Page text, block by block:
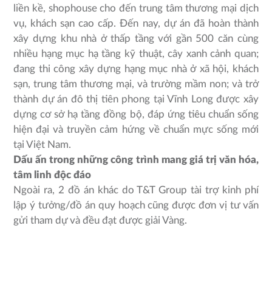
liền kề, shophouse cho đến trung tâm thương mại dịch
vụ, khách sạn cao cấp. Đến nay, dự án đã hoàn thành
xây dựng khu nhà ở thấp tầng với gần 500 căn cùng
nhiều hạng mục hạ tầng kỹ thuật, cây xanh cảnh quan;
đang thi công xây dựng hạng mục nhà ở xã hội, khách
sạn, trung tâm thương mại, và trường mầm non; và trở
thành dự án đô thị tiên phong tại Vĩnh Long được xây
dựng cơ sở hạ tầng đồng bộ, đáp ứng tiêu chuẩn sống
hiện đại và truyền cảm hứng về chuẩn mực sống mới
tại Việt Nam.
Dấu ấn trong những công trình mang giá trị văn hóa,
tâm linh độc đáo
Ngoài ra, 2 đồ án khác do T&T Group tài trợ kinh phí
lập ý tưởng/đồ án quy hoạch cũng được đơn vị tư vấn
gửi tham dự và đều đạt được giải Vàng.